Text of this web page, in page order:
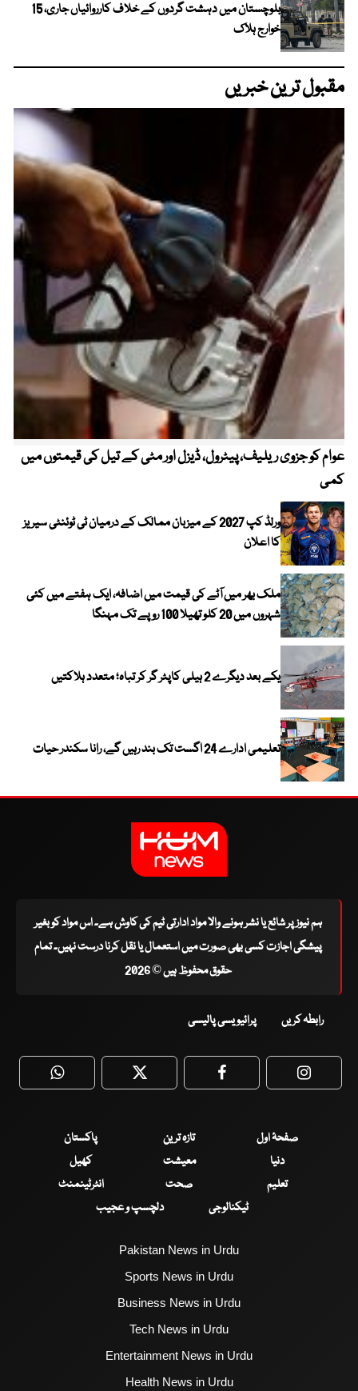
بلوچستان میں دہشت گردوں کے خلاف کارروائیاں جاری، 15
خوارج ہلاک
مقبول ترین خبریں
عوام کو جزوی ریلیف، پیٹرول، ڈیزل اور مٹی کے تیل کی قیمتوں میں
کمی
ورلڈ کپ 2027 کے میزبان ممالک کے درمیان ٹی ٹوئنٹی سیریز
کا اعلان
ملک بھر میں آٹے کی قیمت میں اضافہ، ایک ہفتے میں کئی
شہروں میں 20 کلو تھیلا 100 روپے تک مہنگا
یکے بعد دیگرے 2 ہیلی کاپٹر گر کر تباہ؛ متعدد ہلاکتیں
تعلیمی ادارے 24 اگست تک بند رہیں گے، رانا سکندر حیات
ہم نیوز پر شائع یا نشر ہونے والا مواد ادارتی ٹیم کی کاوش ہے۔ اس مواد کو بغیر
پیشگی اجازت کسی بھی صورت میں استعمال یا نقل کرنا درست نہیں۔ تمام
حقوق محفوظ ہیں © 2026
رابطہ کریں پرائیویسی پالیسی
WhatsApp Twitter Facebook
صفحۂ اول تازہ ترین
پاکستان
دنیا
معیشت
کھیل
تعلیم
صحت
انٹرٹینمنٹ
ٹیکنالوجی
دلچسپ و عجیب
Pakistan News in Urdu
Sports News in Urdu
Business News in Urdu
Tech News in Urdu
Entertainment News in Urdu
Health News in Urdu